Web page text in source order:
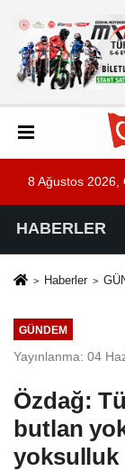
8 Ağustos 2026,
HABERLER
Haberler
GÜNDEM
Yayınlanma: 04
Özdağ:
butlan
yoksulluk